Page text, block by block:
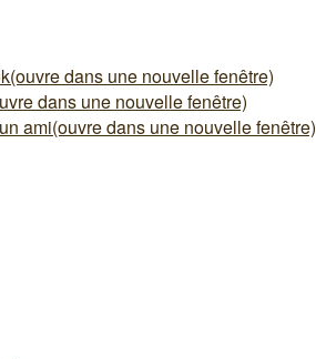
dans une nouvelle fenêtre)
dans une nouvelle fenêtre)
ami(ouvre dans une nouvelle fenêtre)